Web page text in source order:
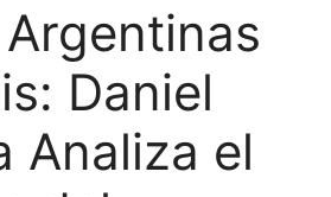
Daniel
Analiza el